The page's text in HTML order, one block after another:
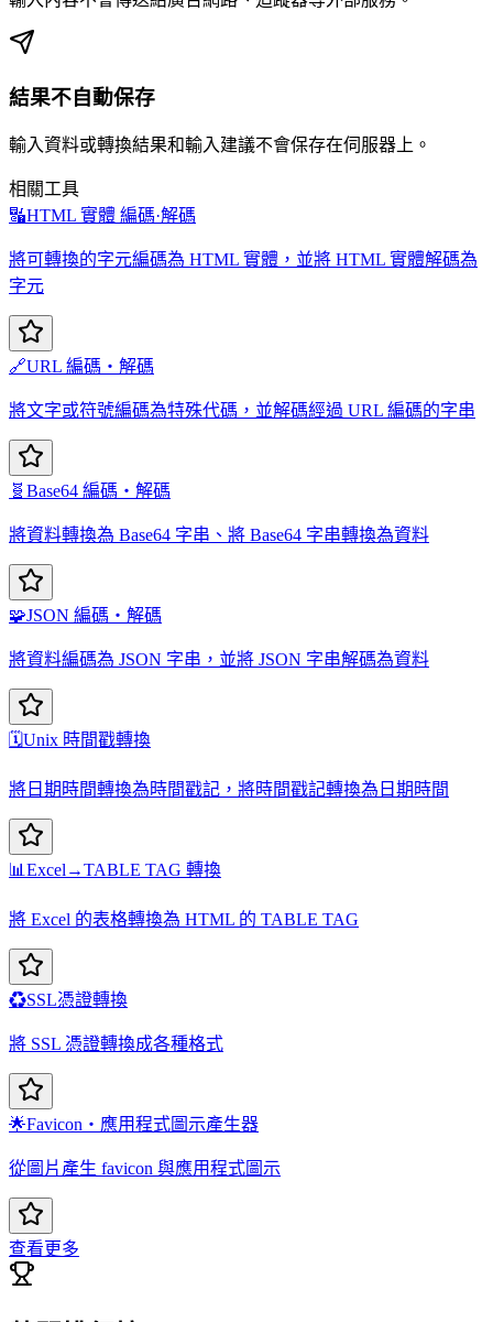
結果不自動保存
輸入資料或轉換結果和輸入建議不會保存在伺服器上。
相關工具
🔣HTML 實體 編碼·解碼
將可轉換的字元編碼為 HTML 實體，並將 HTML 實體解碼為
字元
🔗URL 編碼・解碼
將文字或符號編碼為特殊代碼，並解碼經過 URL 編碼的字串
🧬 Base64 編碼・解碼
將資料轉換為 Base64 字串、將 Base64 字串轉換為資料
🧩JSON 編碼・解碼
將資料編碼為 JSON 字串，並將 JSON 字串解碼為資料
🗓️Unix 時間戳轉換
將日期時間轉換為時間戳記，將時間戳記轉換為日期時間
📊Excel→TABLE TAG 轉換
將 Excel 的表格轉換為 HTML 的 TABLE TAG
♻️SSL憑證轉換
將 SSL 憑證轉換成各種格式
🌟Favicon・應用程式圖示產生器
從圖片產生 favicon 與應用程式圖示
查看更多